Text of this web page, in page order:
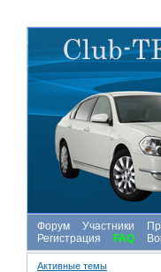
Форум Участники
Регистрация
FAQ
Активные темы